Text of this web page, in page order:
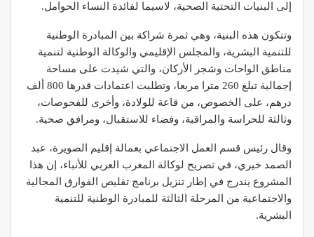
إلى البنيات التحتية الصحية، لاسيما لفائدة النساء الحوامل.
وتتكون هذه البنية، وهي ثمرة شراكة بين المبادرة الوطنية
للتنمية البشرية، والمجلس الإقليمي والوكالة الوطنية لتنمية
مناطق الواحات وشجر الأركان، والتي شيدت على مساحة
إجمالية تبلغ 260 مترا مربعا، وتطلبت اعتمادات قدرها 800 ألف
درهم، على الخصوص، من قاعة للولادة، وأخرى للفحوصات،
وثالثة للحراسة والمراقبة، وفضاء للاستقبال، ومرافق صحية.
وقال رئيس قسم العمل الاجتماعي بعمالة إقليم الصويرة، عبد
الصمد خيري، في تصريح لوكالة المغرب العربي للأنباء، إن هذا
المشروع يندرج في إطار تنزيل برنامج تقليص الفوارق المجالية
والاجتماعية من المرحلة الثالثة للمبادرة الوطنية للتنمية
البشرية.